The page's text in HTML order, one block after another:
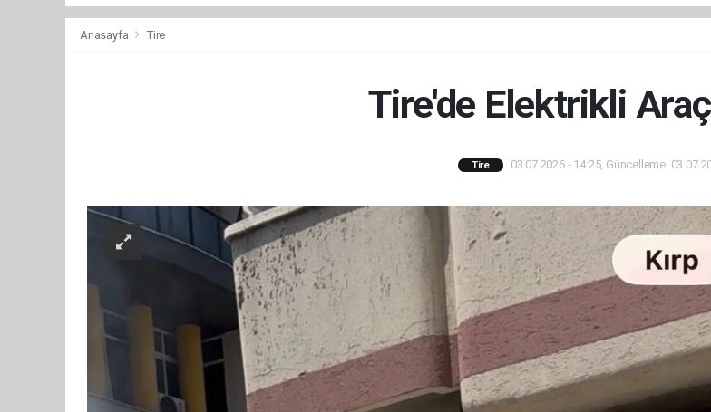
Anasayfa Tire
Tire'de Elektrikli Araç
Tire 03.07.2026 - 14:25, Güncelleme: